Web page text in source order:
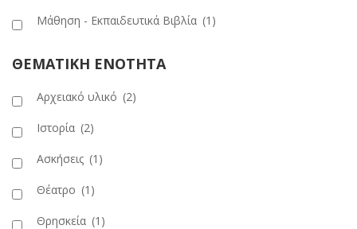
Μάθηση - Εκπαιδευτικά Βιβλία (1)
ΘΕΜΑΤΙΚΗ ΕΝΟΤΗΤΑ
Αρχειακό υλικό (2)
Ιστορία (2)
Ασκήσεις (1)
Θέατρο (1)
Θρησκεία (1)